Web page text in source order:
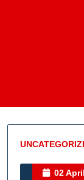
Kategorie
02